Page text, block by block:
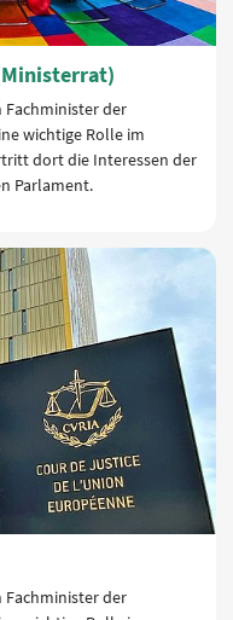
der
wichtige Rolle im
dort die Interessen der
Parlament.
der